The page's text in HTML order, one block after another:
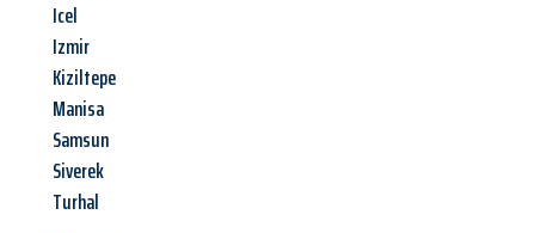
Icel
Izmir
Kiziltepe
Manisa
Samsun
Siverek
Turhal